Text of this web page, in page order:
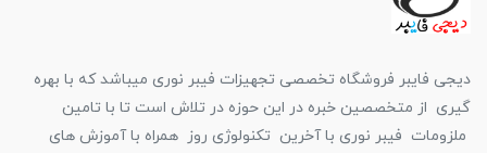
دیجی فایبر فروشگاه تخصصی تجهیزات فیبر نوری میباشد که با بهره
گیری از متخصصین خبره در این حوزه در تلاش است تا با تامین
ملزومات فیبر نوری با آخرین تکنولوژی روز همراه با آموزش های